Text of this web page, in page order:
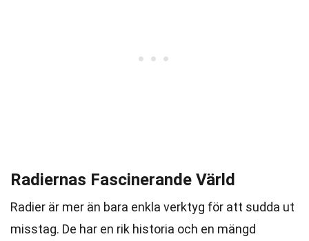
Radiernas Fascinerande Värld
Radier är mer än bara enkla verktyg för att sudda ut
misstag. De har en rik historia och en mängd